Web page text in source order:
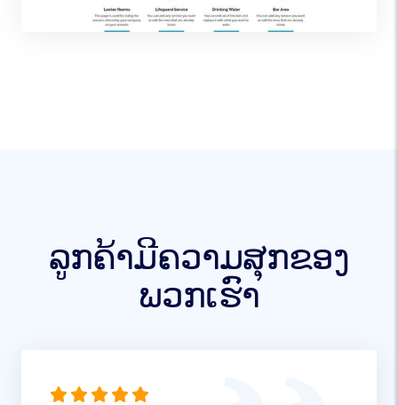
ລູກຄ້າມີຄວາມສຸກຂອງ
ພວກເຮົາ